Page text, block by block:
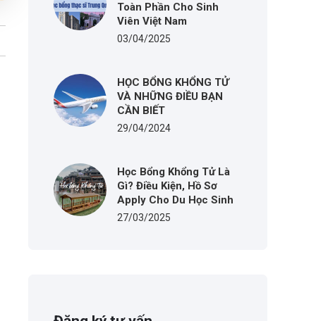
Toàn Phần Cho Sinh
Viên Việt Nam
03/04/2025
HỌC BỔNG KHỔNG TỬ
VÀ NHỮNG ĐIỀU BẠN
CẦN BIẾT
29/04/2024
Học Bổng Khổng Tử Là
Gì? Điều Kiện, Hồ Sơ
Apply Cho Du Học Sinh
27/03/2025